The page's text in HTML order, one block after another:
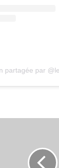
partagée par